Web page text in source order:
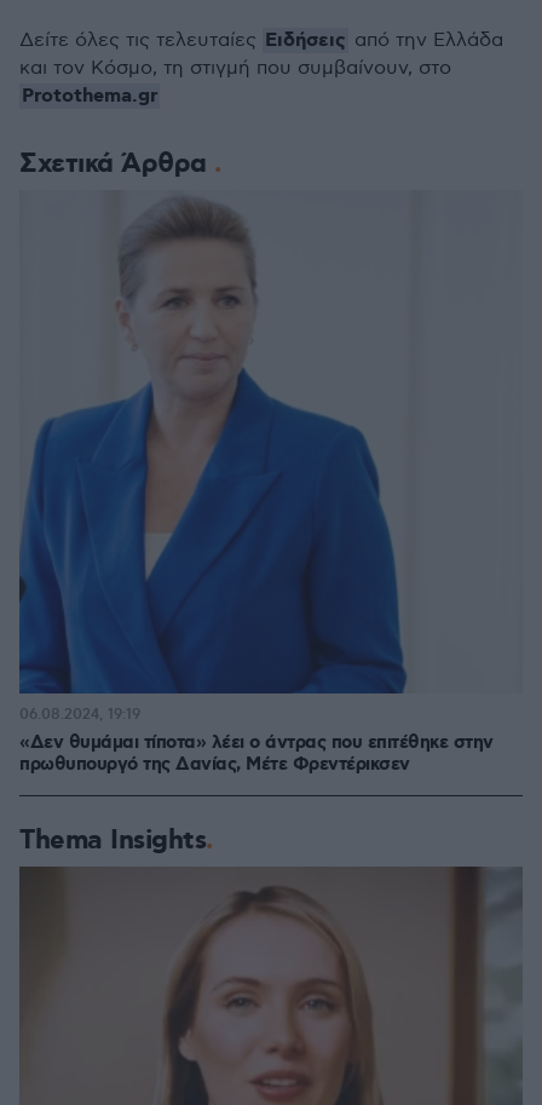
Σχετικά Άρθρα
«Δεν θυμάμαι τίποτα» λέει ο άντρας που επιτέθηκε στην
πρωθυπουργό της Δανίας, Μέτε Φρεντέρικσεν
06.08.2024, 19:19
Thema Insights
Δείτε όλες τις τελευταίες Ειδήσεις από την Ελλάδα
και τον Κόσμο, τη στιγμή που συμβαίνουν, στο
Protothema.gr